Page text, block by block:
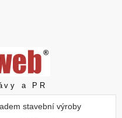
a PR
stavební výroby